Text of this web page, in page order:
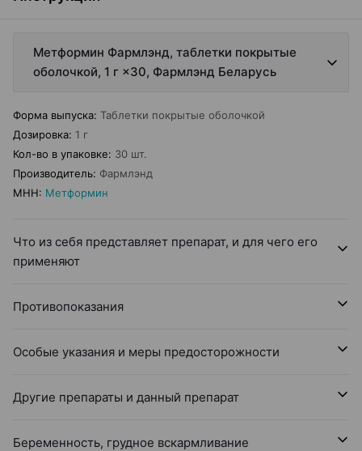
Метформин Фармлэнд, таблетки покрытые
оболочкой, 1 г ×30, Фармлэнд Беларусь
Форма выпуска: Таблетки покрытые оболочкой
Дозировка: 1 г
Кол-во в упаковке: 30 шт.
Производитель: Фармлэнд
МНН: Метформин
Что из себя представляет препарат, и для чего его
применяют
Противопоказания
Особые указания и меры предосторожности
Другие препараты и данный препарат
Беременность, грудное вскармливание